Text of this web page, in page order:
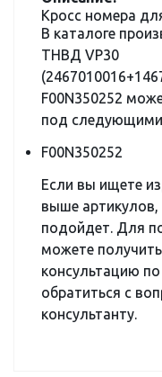
Кросс номера
В каталоге
ТНВД VP30
F00N350252
под
F00N350252
Если вы ищете
выше
подойдет. Для
можете
консультацию
обратиться с
консультанту.